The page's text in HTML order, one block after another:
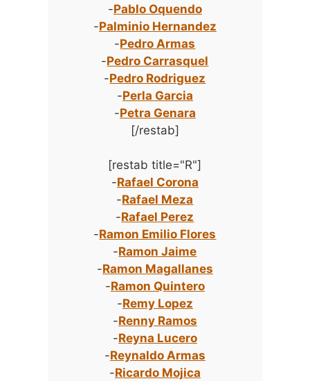
-Pablo Oquendo
-Palminio Hernandez
-Pedro Armas
-Pedro Carrasquel
-Pedro Rodriguez
-Perla Garcia
-Petra Genara
[/restab]
[restab title="R"]
-Rafael Corona
-Rafael Meza
-Rafael Perez
-Ramon Emilio Flores
-Ramon Jaime
-Ramon Magallanes
-Ramon Quintero
-Remy Lopez
-Renny Ramos
-Reyna Lucero
-Reynaldo Armas
-Ricardo Mojica